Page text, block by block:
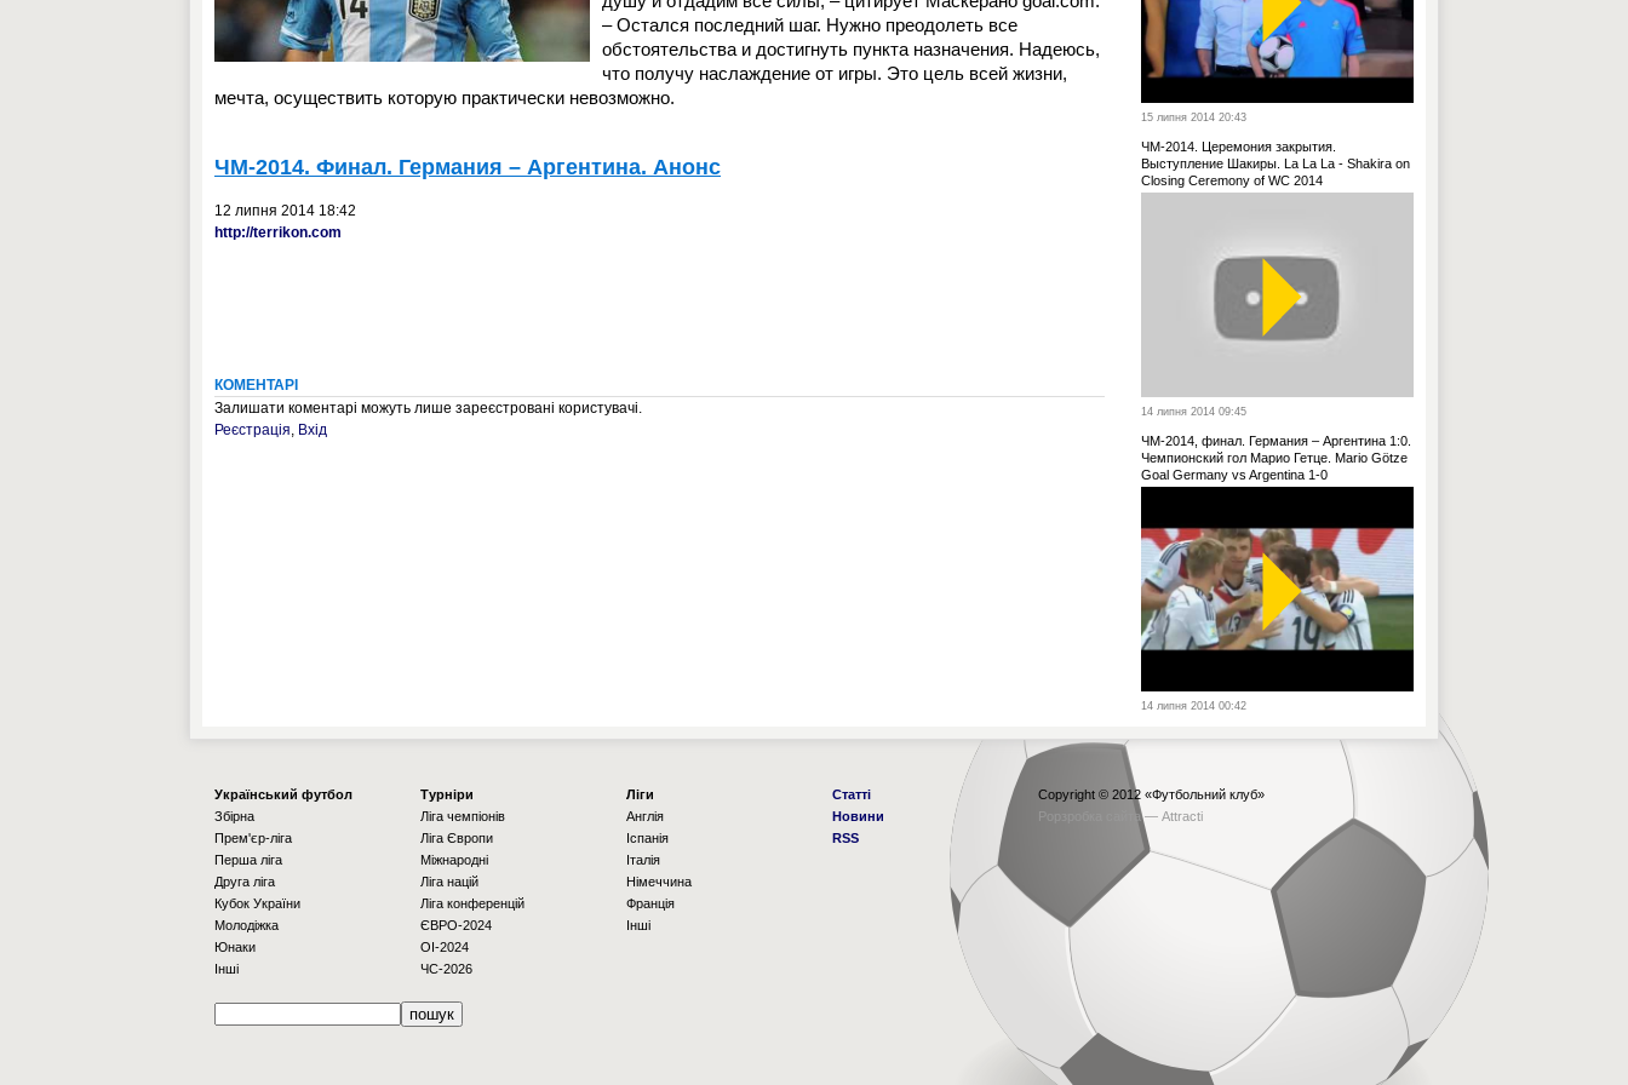
– Остался последний шаг. Нужно преодолеть все
обстоятельства и достигнуть пункта назначения. Надеюсь,
что получу наслаждение от игры. Это цель всей жизни,
мечта, осуществить которую практически невозможно.
ЧМ-2014. Финал. Германия – Аргентина. Анонс
12 липня 2014 18:42
http://terrikon.com
КОМЕНТАРІ
Залишати коментарі можуть лише зареєстровані користувачі.
Реєстрація, Вхід
15 липня 2014 20:43
ЧМ-2014. Церемония закрытия.
Выступление Шакиры. La La La - Shakira on
Closing Ceremony of WC 2014
14 липня 2014 09:45
ЧМ-2014, финал. Германия – Аргентина 1:0.
Чемпионский гол Марио Гетце. Mario Götze
Goal Germany vs Argentina 1-0
14 липня 2014 00:42
Українcький футбол
Збірна
Прем'єр-ліга
Перша ліга
Друга ліга
Кубок України
Молодіжка
Юнаки
Інші
Турніри
Ліга чемпіонів
Ліга Європи
Міжнародні
Ліга націй
Ліга конференцій
ЄВРО-2024
OI-2024
ЧС-2026
Ліги
Англія
Іспанія
Італія
Німеччина
Франція
Інші
Статті
Новини
RSS
Copyright © 2012 «Футбольний клуб»
Рорзробка сайта — Attracti